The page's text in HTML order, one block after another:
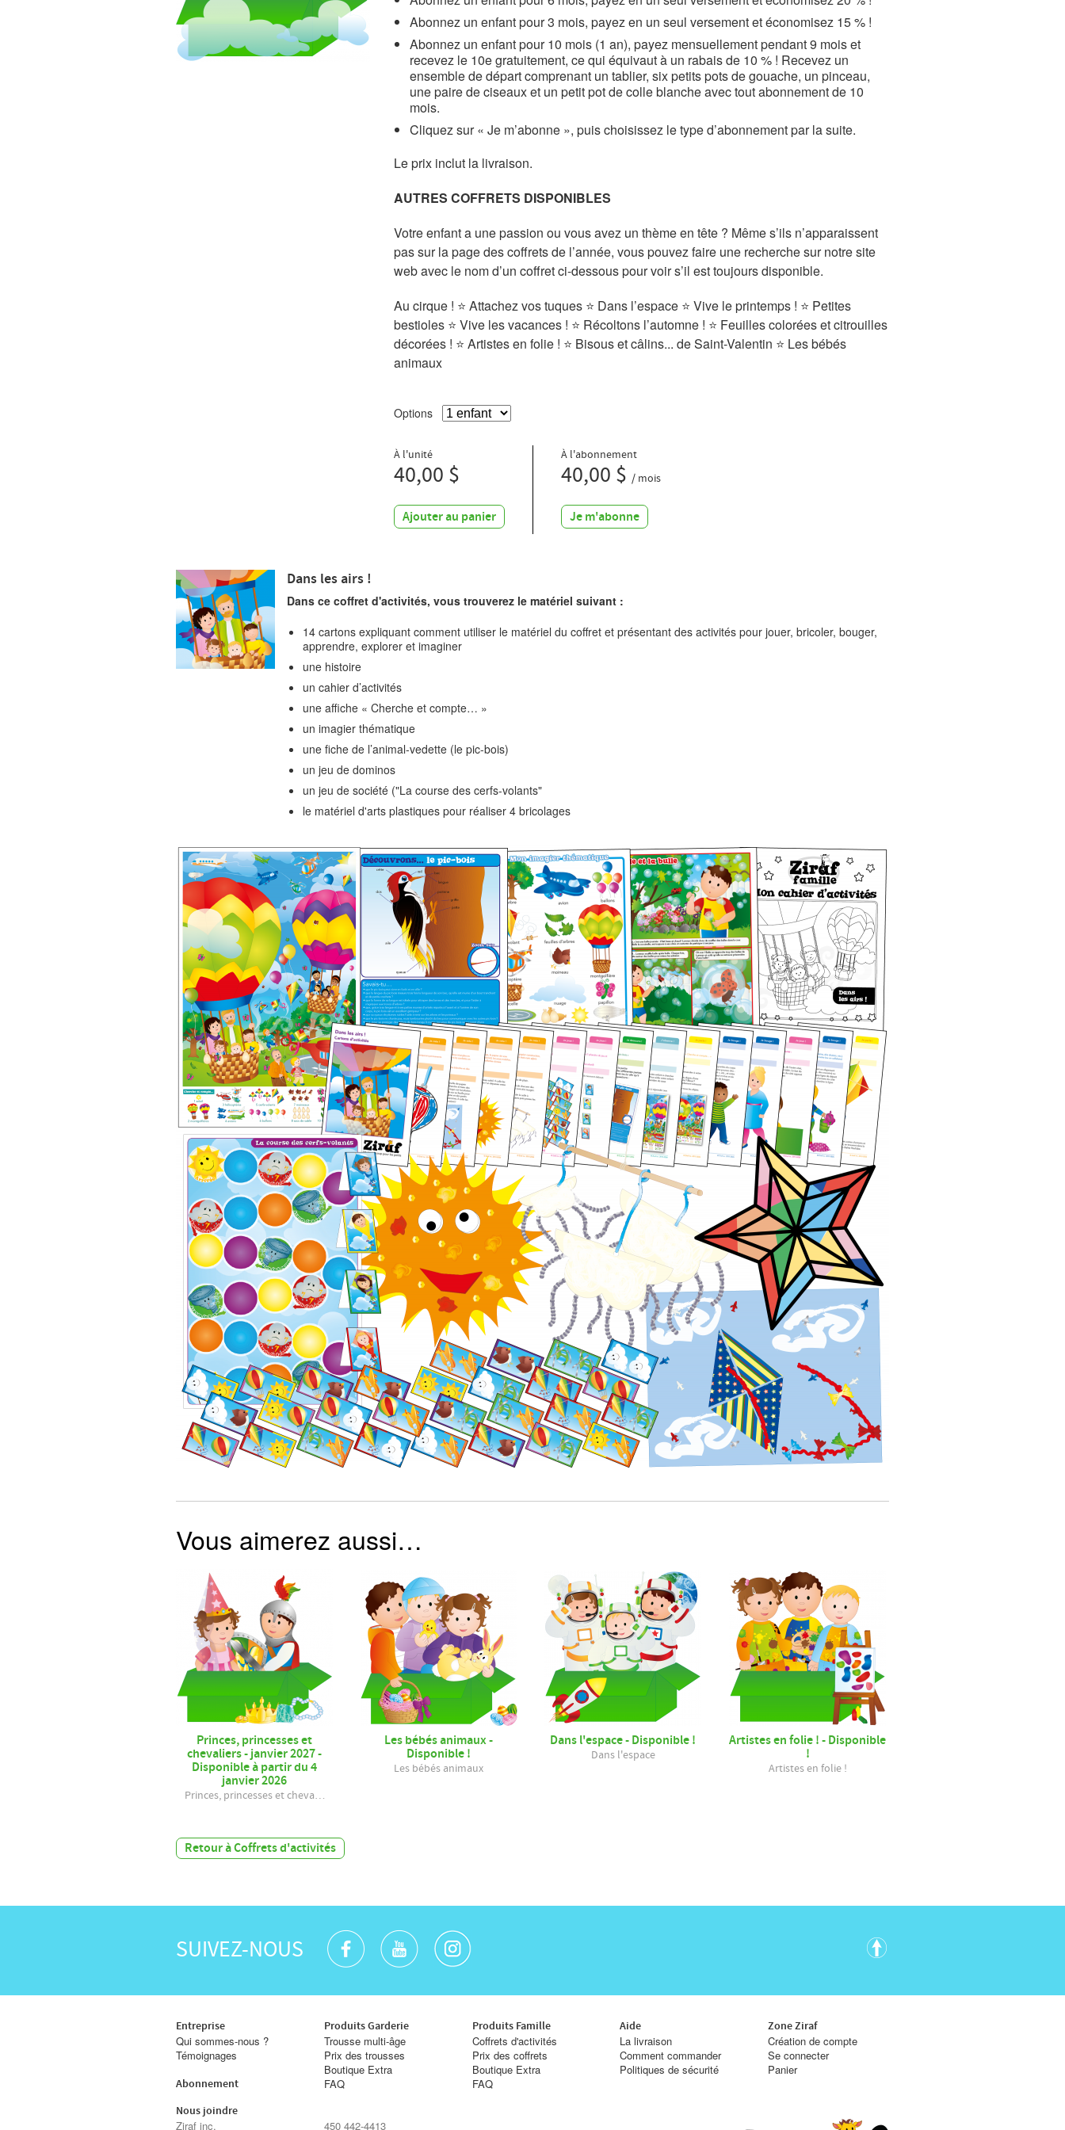
Abonnez un enfant pour 3 mois, payez en un seul versement et économisez 15 % !
Abonnez un enfant pour 10 mois (1 an), payez mensuellement pendant 9 mois et
recevez le 10e gratuitement, ce qui équivaut à un rabais de 10 % ! Recevez un
ensemble de départ comprenant un tablier, six petits pots de gouache, un pinceau,
une paire de ciseaux et un petit pot de colle blanche avec tout abonnement de 10
mois.
Cliquez sur « Je m’abonne », puis choisissez le type d’abonnement par la suite.
Le prix inclut la livraison.
AUTRES COFFRETS DISPONIBLES
Votre enfant a une passion ou vous avez un thème en tête ? Même s’ils n’apparaissent
pas sur la page des coffrets de l’année, vous pouvez faire une recherche sur notre site
web avec le nom d’un coffret ci-dessous pour voir s’il est toujours disponible.
Au cirque ! ⭐ Attachez vos tuques ⭐ Dans l’espace ⭐ Vive le printemps ! ⭐ Petites
bestioles ⭐ Vive les vacances ! ⭐ Récoltons l’automne ! ⭐ Feuilles colorées et citrouilles
décorées ! ⭐ Artistes en folie ! ⭐ Bisous et câlins... de Saint-Valentin ⭐ Les bébés
animaux
Options
À l'unité
40,00 $
Ajouter au panier
À l'abonnement
40,00 $ / mois
Je m'abonne
Dans les airs !
Dans ce coffret d'activités, vous trouverez le matériel suivant :
14 cartons expliquant comment utiliser le matériel du coffret et présentant des activités pour jouer, bricoler, bouger,
apprendre, explorer et imaginer
une histoire
un cahier d’activités
une affiche « Cherche et compte… »
un imagier thématique
une fiche de l’animal-vedette (le pic-bois)
un jeu de dominos
un jeu de société ("La course des cerfs-volants"
le matériel d'arts plastiques pour réaliser 4 bricolages
Vous aimerez aussi…
Princes, princesses et
chevaliers - janvier 2027 -
Disponible à partir du 4
janvier 2026
Princes, princesses et cheva…
Les bébés animaux -
Disponible !
Les bébés animaux
Dans l'espace - Disponible !
Dans l'espace
Artistes en folie ! - Disponible
!
Artistes en folie !
Retour à Coffrets d'activités
SUIVEZ-NOUS
Entreprise
Qui sommes-nous ?
Témoignages
Abonnement
Produits Garderie
Trousse multi-âge
Prix des trousses
Boutique Extra
FAQ
Produits Famille
Coffrets d'activités
Prix des coffrets
Boutique Extra
FAQ
Aide
La livraison
Comment commander
Politiques de sécurité
Zone Ziraf
Création de compte
Se connecter
Panier
Nous joindre
Ziraf inc. 450 442-4413